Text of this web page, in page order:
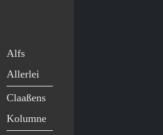
Alfs
Allerlei
Claaßens
Kolumne